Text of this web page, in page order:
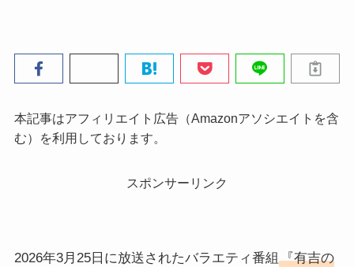
本記事はアフィリエイト広告（Amazonアソシエイトを含
む）を利用しております。
スポンサーリンク
2026年3月25日に放送されたバラエティ番組 『有吉の